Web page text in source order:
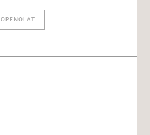
OPENOLAT